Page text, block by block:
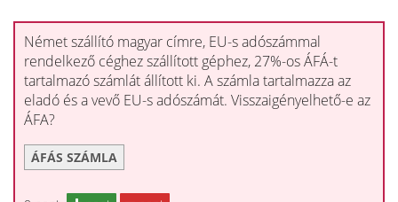
Német szállító magyar címre, EU-s adószámmal
rendelkező céghez szállított géphez, 27%-os ÁFÁ-t
tartalmazó számlát állított ki. A számla tartalmazza az
eladó és a vevő EU-s adószámát. Visszaigényelhető-e az
ÁFA?
ÁFÁS SZÁMLA